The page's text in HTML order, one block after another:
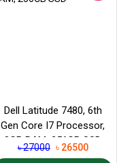
Dell Latitude 7480, 6th
Gen Core I7 Processor,
8GB RAM, 256GB SSD
৳ 27000 ৳ 26500